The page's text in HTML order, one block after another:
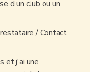
d'un club ou un
/ Contact
et j'ai une